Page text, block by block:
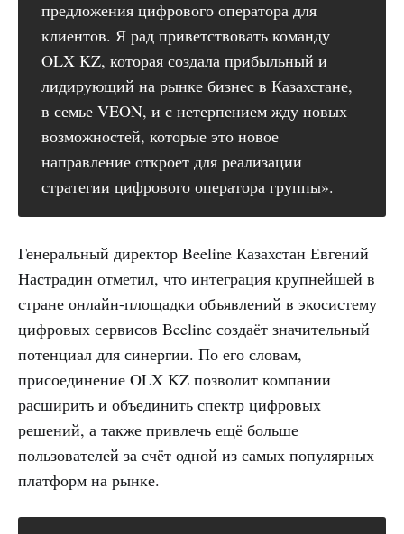
предложения цифрового оператора для
клиентов. Я рад приветствовать команду
OLX KZ, которая создала прибыльный и
лидирующий на рынке бизнес в Казахстане,
в семье VEON, и с нетерпением жду новых
возможностей, которые это новое
направление откроет для реализации
стратегии цифрового оператора группы».
Генеральный директор Beeline Казахстан Евгений
Настрадин отметил, что интеграция крупнейшей в
стране онлайн-площадки объявлений в экосистему
цифровых сервисов Beeline создаёт значительный
потенциал для синергии. По его словам,
присоединение OLX KZ позволит компании
расширить и объединить спектр цифровых
решений, а также привлечь ещё больше
пользователей за счёт одной из самых популярных
платформ на рынке.